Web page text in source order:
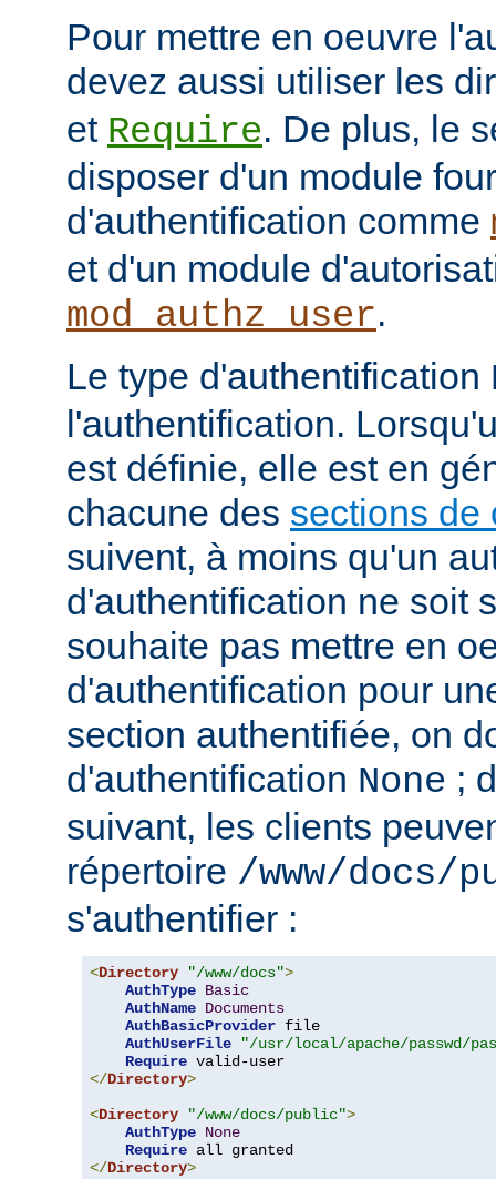
Pour mettre en oeuvre
devez aussi utiliser les
et Require. De plus, le
disposer d'un module
d'authentification comme
et d'un module
mod_authz_user.
Le type d'authentification
l'authentification.
est définie, elle est en
chacune des sections de
suivent, à moins qu'un
d'authentification ne soit
souhaite pas mettre en
d'authentification pour
section authentifiée, on
d'authentification None ;
suivant, les clients
répertoire /www/docs/
s'authentifier :
<Directory "/www/docs">
AuthType Basic
AuthName Documents
AuthBasicProvider file
AuthUserFile
"/usr/local/apache/passwd/
Require
</Directory>
<Directory "/www/docs/public">
AuthType None
Require
</Directory>